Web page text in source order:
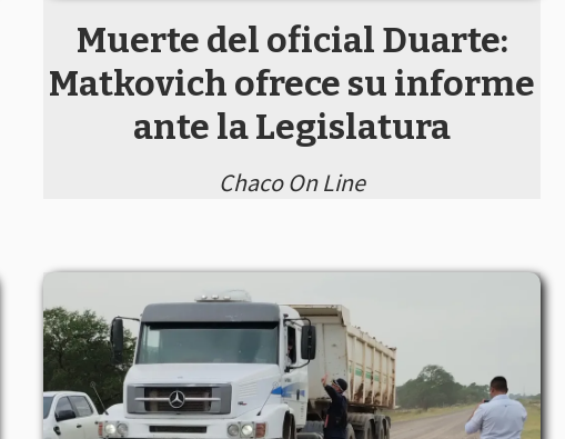
Muerte del oficial Duarte:
Matkovich ofrece su informe
ante la Legislatura
Chaco On Line